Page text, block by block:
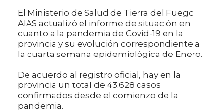
El Ministerio de Salud de Tierra del Fuego
AIAS actualizó el informe de situación en
cuanto a la pandemia de Covid-19 en la
provincia y su evolución correspondiente a
la cuarta semana epidemiológica de Enero.
De acuerdo al registro oficial, hay en la
provincia un total de 43.628 casos
confirmados desde el comienzo de la
pandemia.